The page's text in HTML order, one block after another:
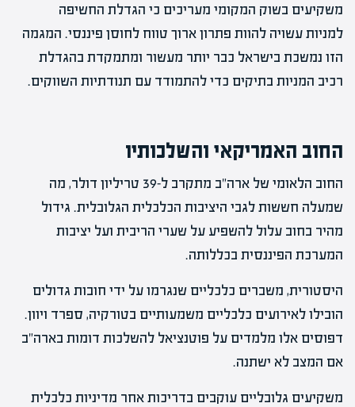
משקיעים בשוק המקומי מעריכים כי הגדלת החשיפה
למניות עשויה להוות פתרון ארוך טווח לחוסן פיננסי. המגמה
הזו נמשכת בישראל כבר יותר מעשור ומתמקדת בהגדלת
רכיב המניות בתיקים כדי להתמודד עם תנודתיות השווקים.
החוב האמריקאי והשלכותיו
החוב הלאומי של ארה"ב מתקרב ל-39 טריליון דולר, מה
שמעלה חששות לגבי היציבות הכלכלית הגלובלית. גידול
מהיר בחוב עלול להשפיע על שערי הריבית ועל יציבות
המערכת הפיננסית בכללותה.
היסטורית, משברים כלכליים שנגרמו על ידי חובות גדולים
הובילו לאירועים כלכליים משמעותיים בטורקיה, ספרד ויוון.
דפוסים אלו מלמדים על פוטנציאל להשלכות דומות בארה"ב
אם המצב לא ישתנה.
משקיעים גלובליים עוקבים בדריכות אחר מדיניות כלכלית